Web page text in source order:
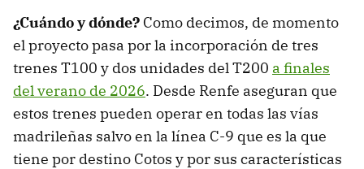
¿Cuándo y dónde? Como decimos, de momento
el proyecto pasa por la incorporación de tres
trenes T100 y dos unidades del T200 a finales
del verano de 2026. Desde Renfe aseguran que
estos trenes pueden operar en todas las vías
madrileñas salvo en la línea C-9 que es la que
tiene por destino Cotos y por sus características